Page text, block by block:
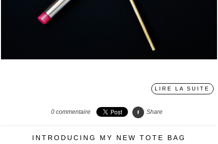
LIRE LA SUITE
0 commentaire Share
INTRODUCING MY NEW TOTE BAG